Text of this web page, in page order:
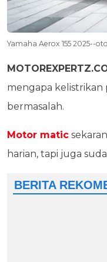
Yamaha Aerox 155 2025--
mengapa kelistrikan
bermasalah.
Motor matic
harian, tapi juga